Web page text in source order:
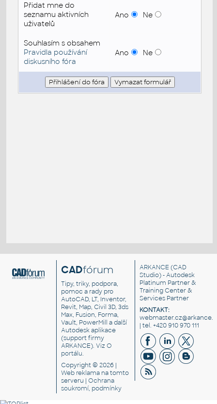
Přidat mne do
seznamu aktivních
uživatelů
Ano Ne
Souhlasím s obsahem
Pravidla používání
diskusního fóra
Ano Ne
CADfórum
Tipy, triky, podpora,
pomoc a rady pro
AutoCAD, LT, Inventor,
Revit, Map, Civil 3D, 3ds
Max, Fusion, Forma,
Vault, PowerMill a další
Autodesk aplikace
(support firmy
ARKANCE). VizO
portálu.
Copyright © 2026 |
Web reklama na tomto
serveru |Ochrana
soukromí, podmínky
ARKANCE (CAD
Studio) - Autodesk
Platinum Partner &
Training Center &
Services Partner
KONTAKT:
| tel. +420 910 970 111